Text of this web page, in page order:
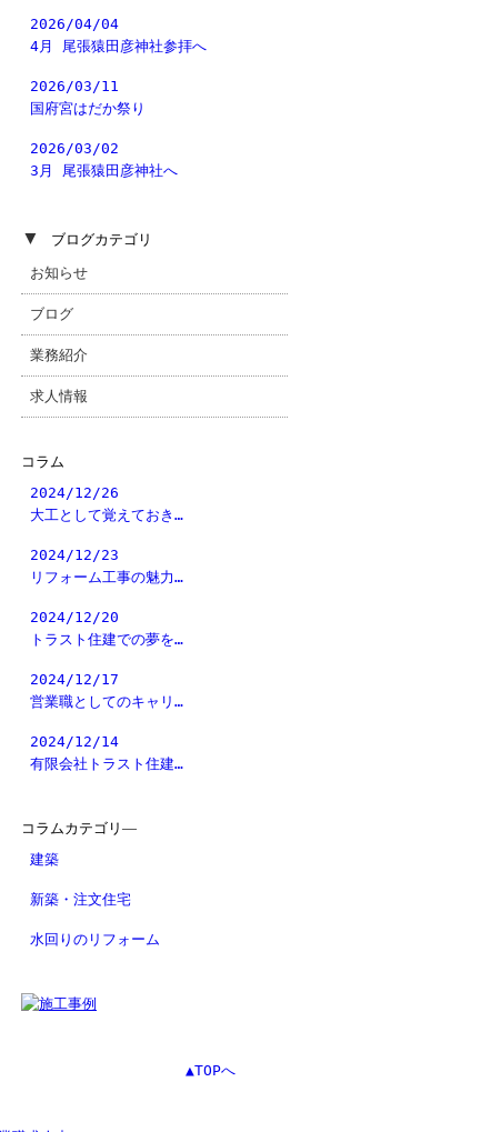
2026/04/04
4月 尾張猿田彦神社参拝へ
2026/03/11
国府宮はだか祭り
2026/03/02
3月 尾張猿田彦神社へ
▼ ブログカテゴリ
お知らせ
ブログ
業務紹介
求人情報
コラム
2024/12/26
大工として覚えておき…
2024/12/23
リフォーム工事の魅力…
2024/12/20
トラスト住建での夢を…
2024/12/17
営業職としてのキャリ…
2024/12/14
有限会社トラスト住建…
コラムカテゴリ―
建築
新築・注文住宅
水回りのリフォーム
▲TOPへ